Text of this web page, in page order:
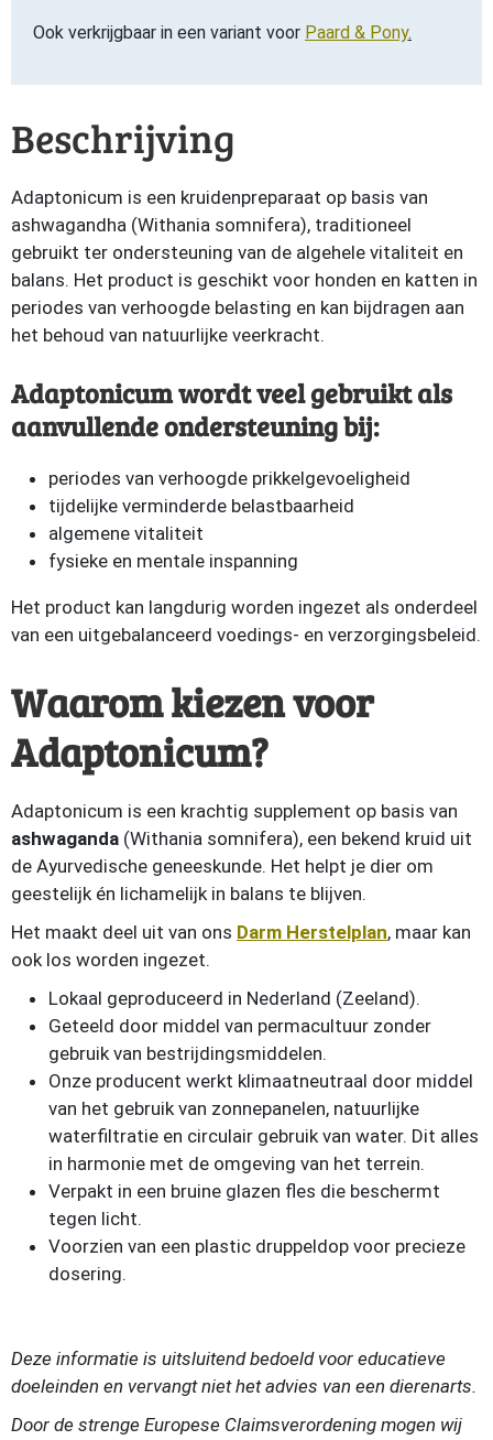
Beschrijving
Adaptonicum is een kruidenpreparaat op basis van
ashwagandha (Withania somnifera), traditioneel
gebruikt ter ondersteuning van de algehele vitaliteit en
balans. Het product is geschikt voor honden en katten in
periodes van verhoogde belasting en kan bijdragen aan
het behoud van natuurlijke veerkracht.
Adaptonicum wordt veel gebruikt als
aanvullende ondersteuning bij:
periodes van verhoogde prikkelgevoeligheid
tijdelijke verminderde belastbaarheid
algemene vitaliteit
fysieke en mentale inspanning
Het product kan langdurig worden ingezet als onderdeel
van een uitgebalanceerd voedings- en verzorgingsbeleid.
Waarom kiezen voor
Adaptonicum?
Adaptonicum is een krachtig supplement op basis van
ashwaganda (Withania somnifera), een bekend kruid uit
de Ayurvedische geneeskunde. Het helpt je dier om
geestelijk én lichamelijk in balans te blijven.
Het maakt deel uit van ons Darm Herstelplan, maar kan
ook los worden ingezet.
Lokaal geproduceerd in Nederland (Zeeland).
Geteeld door middel van permacultuur zonder
gebruik van bestrijdingsmiddelen.
Onze producent werkt klimaatneutraal door middel
van het gebruik van zonnepanelen, natuurlijke
waterfiltratie en circulair gebruik van water. Dit alles
in harmonie met de omgeving van het terrein.
Verpakt in een bruine glazen fles die beschermt
tegen licht.
Voorzien van een plastic druppeldop voor precieze
dosering.
Deze informatie is uitsluitend bedoeld voor educatieve
doeleinden en vervangt niet het advies van een dierenarts.
Door de strenge Europese Claimsverordening mogen wij
Ook verkrijgbaar in een variant voor Paard & Pony.